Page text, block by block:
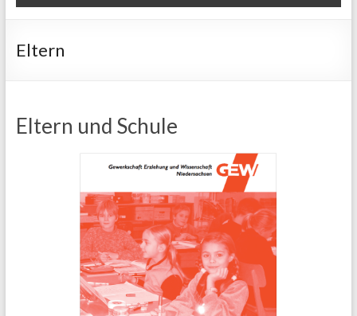
brain
vision
Eltern
Eltern und Schule